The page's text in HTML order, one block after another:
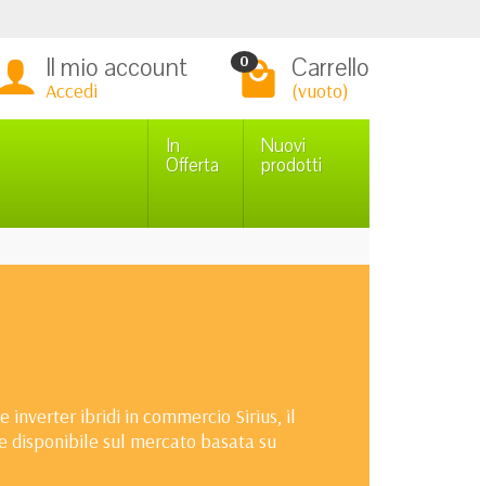
Il mio account
Accedi
0 Carrello
(vuoto)
In
Offerta
Nuovi
prodotti
inverter ibridi in commercio Sirius, il
disponibile sul mercato basata su